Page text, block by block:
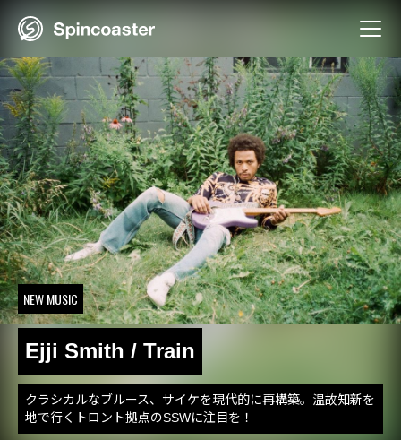
NEW MUSIC
Ejji Smith / Train
クラシカルなブルース、サイケを現代的に再構築。温故知新を
地で行くトロント拠点のSSWに注目を！